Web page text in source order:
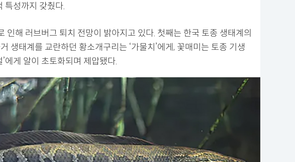
특성까지 갖췄다.
인해 러브버그 퇴치 전망이 밝아지고 있다. 첫째는 한국 토종 생태계의
생태계를 교란하던 황소개구리는 ‘가물치’에게, 꽃매미는 토종 기생
에게 알이 초토화되며 제압됐다.